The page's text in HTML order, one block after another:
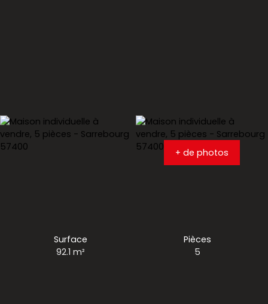
+ de photos
Surface
92.1m²
Pièces
5